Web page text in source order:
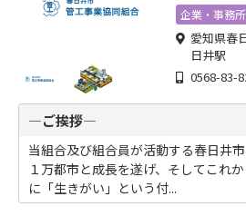
下さい
企業・事務所
愛知県春
日井駅
0568-83-
―ご挨拶―
当組合及び組合員が活動する春日井
１万都市と成長を遂げ、そしてこれ
に「生きがい」という付...